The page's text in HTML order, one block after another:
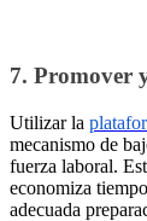
7. Promover
Utilizar la
mecanismo de
fuerza laboral.
economiza
adecuada